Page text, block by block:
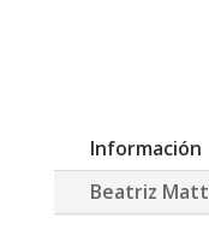
Información
Beatriz Matt